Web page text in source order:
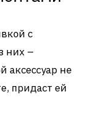
с
них –
аксессуар не
придаст ей